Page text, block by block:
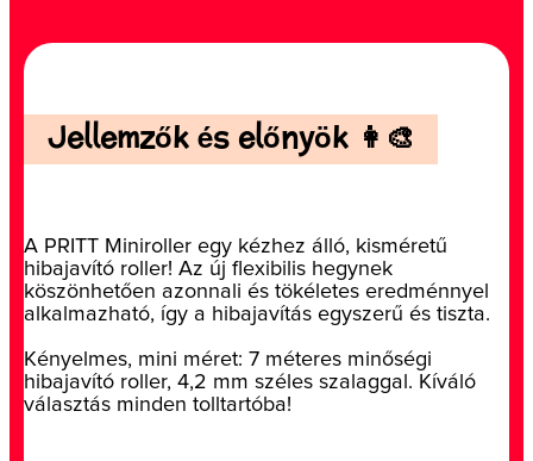
Jellemzők és előnyök 👩‍🎨
A PRITT Miniroller egy kézhez álló, kisméretű
hibajavító roller! Az új flexibilis hegynek
köszönhetően azonnali és tökéletes eredménnyel
alkalmazható, így a hibajavítás egyszerű és tiszta.
Kényelmes, mini méret: 7 méteres minőségi
hibajavító roller, 4,2 mm széles szalaggal. Kíváló
választás minden tolltartóba!